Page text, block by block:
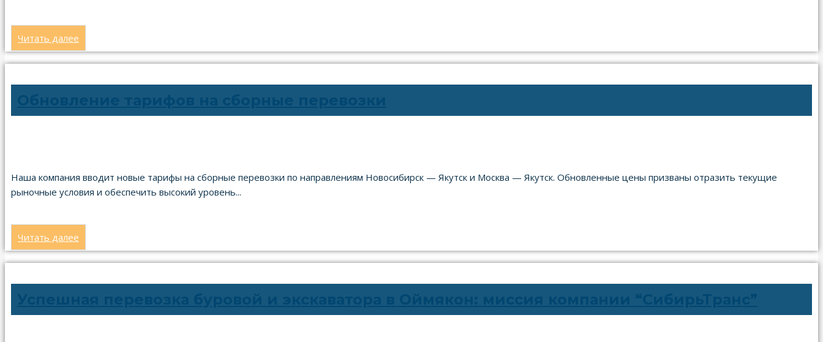
Читать далее
Наша компания вводит новые тарифы на сборные перевозки по направлениям Новосибирск — Якутск и Москва — Якутск. Обновленные цены призваны отразить текущие
рыночные условия и обеспечить высокий уровень...
Читать далее